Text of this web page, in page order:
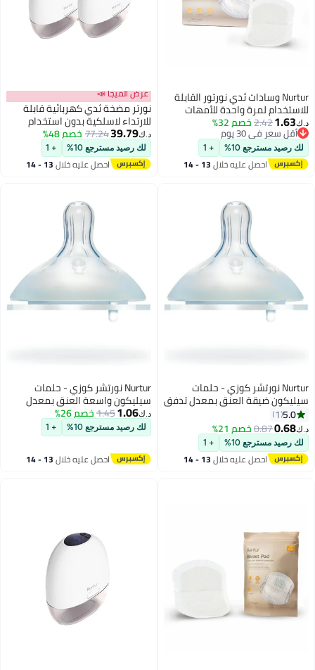
Nurtur وسادات ثدي نورتور القابلة
للاستخدام لمرة واحدة للأمهات
للغاية، مقاومة للتسرب، مغلفة
بشكل فردي، ناعمة وقابلة للتنفس
بتصميم خلية نحل لامتصاص سريع
د.ك‏1.63
2.42خصم 32%
أقل سعر في 30 يوم
أقل سعر في 30 يوم
لك رصيد مسترجع 10% + 1
احصل عليه خلال 13 - 14
عرض الميجا 📣
نورتر مضخة ثدي كهربائية قابلة
للارتداء لاسلكية بدون استخدام
اليدين بشاشة LCD، صغيرة وخفيفة
الوزن، أبيض، 140 مل، عبوة من 2
د.ك‏39.79
77.24خصم 48%
لك رصيد مسترجع 10% + 1
احصل عليه خلال 13 - 14
Nurtur نورتشر كوزي - حلمات
سيليكون ضيقة العنق بمعدل تدفق
3 - نود 5.0
1
د.ك‏0.68
0.87خصم 21%
لك رصيد مسترجع 10% + 1
احصل عليه خلال 13 - 14
Nurtur نورتشر كوزي - حلمات
سيليكون واسعة العنق بمعدل
تدفق 3 - نود
د.ك‏1.06
1.45خصم 26%
لك رصيد مسترجع 10% + 1
احصل عليه خلال 13 - 14